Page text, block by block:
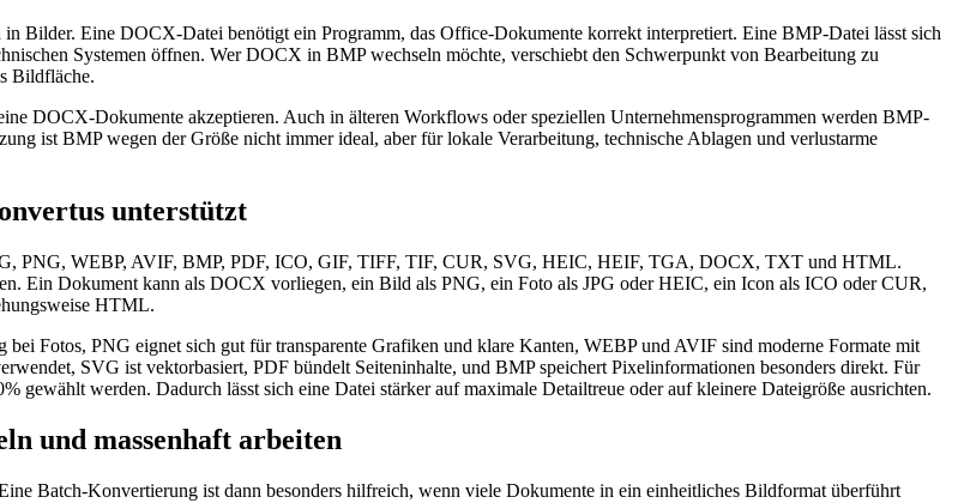
Bilder. Eine DOCX-Datei benötigt ein Programm, das Office-Dokumente korrekt interpretiert. Eine BMP-Datei lässt sich
Systemen öffnen. Wer DOCX in BMP wechseln möchte, verschiebt den Schwerpunkt von Bearbeitung zu
Bildfläche.
DOCX-Dokumente akzeptieren. Auch in älteren Workflows oder speziellen Unternehmensprogrammen werden BMP-
ist BMP wegen der Größe nicht immer ideal, aber für lokale Verarbeitung, technische Ablagen und verlustarme
unterstützt
PNG, WEBP, AVIF, BMP, PDF, ICO, GIF, TIFF, TIF, CUR, SVG, HEIC, HEIF, TGA, DOCX, TXT und HTML.
Ein Dokument kann als DOCX vorliegen, ein Bild als PNG, ein Foto als JPG oder HEIC, ein Icon als ICO oder CUR,
HTML.
Fotos, PNG eignet sich gut für transparente Grafiken und klare Kanten, WEBP und AVIF sind moderne Formate mit
SVG ist vektorbasiert, PDF bündelt Seiteninhalte, und BMP speichert Pixelinformationen besonders direkt. Für
gewählt werden. Dadurch lässt sich eine Datei stärker auf maximale Detailtreue oder auf kleinere Dateigröße ausrichten.
und massenhaft arbeiten
Batch-Konvertierung ist dann besonders hilfreich, wenn viele Dokumente in ein einheitliches Bildformat überführt